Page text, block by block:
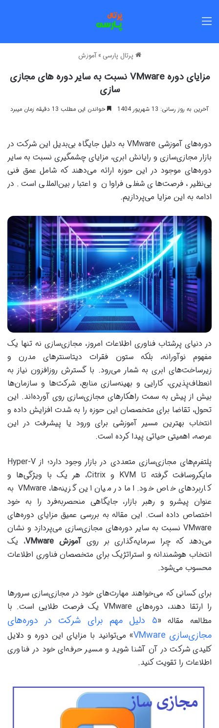
پرتال پارسی » آموزش
مزایای دوره VMware نسبت به سایر دوره های مجازی
سازی
آخرین به روز رسانی: 13 شهریور 1404 خواندن این مطلب 13 دقیقه زمان میبرد
دوره‌های آموزشی VMware به دلیل جایگاه بی‌بدیل این شرکت در
بازار مجازی‌سازی و رایانش ابری، مزایای چشمگیری نسبت به سایر
دوره‌های موجود در این حوزه ارائه می‌دهند که شامل عمق فنی
بی‌نظیر، فرصت‌های شغلی فراوان و اعتبار بین‌المللی است. در
ادامه به این مزایا می‌پردازیم.
در دنیای پرشتاب فناوری اطلاعات امروز، مجازی‌سازی نه تنها یک
مفهوم نوآورانه، بلکه ستون فقرات دیتاسنترهای مدرن و
زیرساخت‌های ابری به شمار می‌رود. با گسترش روزافزون نیاز به
انعطاف‌پذیری، کارایی و بهینه‌سازی منابع، شرکت‌ها و سازمان‌ها
بیش از پیش به سمت راهکارهای مجازی‌سازی روی آورده‌اند. این
تحول، تقاضا برای متخصصان این حوزه را به شدت افزایش داده و
انتخاب بهترین مسیر آموزشی برای ورود یا پیشرفت در این
عرصه، اهمیتی حیاتی پیدا کرده است.
پلتفرم‌های مجازی‌سازی متعددی در بازار وجود دارد؛ از Hyper-V
مایکروسافت گرفته تا KVM و Citrix، هر یک با ویژگی‌ها و
کاربردهای خاص خود. اما در میان این گزینه‌ها، VMware به
عنوان پیشرو و رهبر بازار، جایگاهی منحصربه‌فرد را به خود
اختصاص داده است. این مقاله به بررسی عمیق مزایای دوره‌های
VMware نسبت به سایر دوره‌های مجازی‌سازی می‌پردازد و نشان
می‌دهد که چرا سرمایه‌گذاری بر روی آموزش VMware
، یک
انتخاب هوشمندانه و استراتژیک برای متخصصان فناوری اطلاعات
محسوب می‌شود.
برای کسانی که می‌خواهند مهارت‌های خود در مجازی‌سازی سرورها
را ارتقا دهند، دوره‌های VMware یک فرصت طلایی است. با
مطالعه مقاله «
۵ دلیل مهم برای شرکت در دوره‌های
مجازی‌سازی VMware
» می‌توانید با مزایای این دوره و دلایل
کلیدی شرکت در آن آشنا شوید و مسیر حرفه‌ای خود در فناوری
اطلاعات را تقویت کنید.